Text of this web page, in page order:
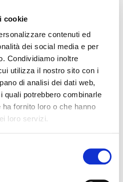
cookie
contenuti ed
dei social media e per
Condividiamo inoltre
utilizza il nostro sito con i
di analisi dei dati web,
quali potrebbero combinarle
fornito loro o che hanno
loro servizi.
con più albi, esercitare
lettere c), d) ed e) del
233 del 1946 art. 3
designazioni di cui alla
uno o più
Ordine;
ai provvedimenti
di tutti gli iscritti all'albo e
di Ordine disciplinare e
comprese